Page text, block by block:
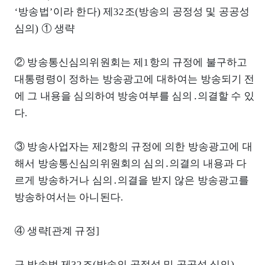
‘방송법’이라 한다) 제32조(방송의 공정성 및 공공성
심의) ① 생략
② 방송통신심의위원회는 제1항의 규정에 불구하고
대통령령이 정하는 방송광고에 대하여는 방송되기 전
에 그 내용을 심의하여 방송여부를 심의․의결할 수 있
다.
③ 방송사업자는 제2항의 규정에 의한 방송광고에 대
해서 방송통신심의위원회의 심의․의결의 내용과 다
르게 방송하거나 심의․의결을 받지 않은 방송광고를
방송하여서는 아니된다.
④ 생략[관계 규정]